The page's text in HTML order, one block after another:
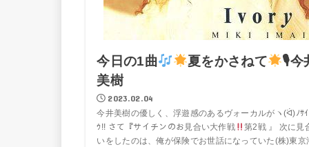
今日の1曲 夏をかさねて
🎙今
美樹
2023.02.04
今井美樹の優しく、浮遊感のあるヴォーカルがヽ(ᐛ)ﾉｻｲ
ｳ!! さて『サイチンのお見合い大作戦
第2戦 』 次に見
いをしたのは、俺が保険でお世話になっていた(株)東京